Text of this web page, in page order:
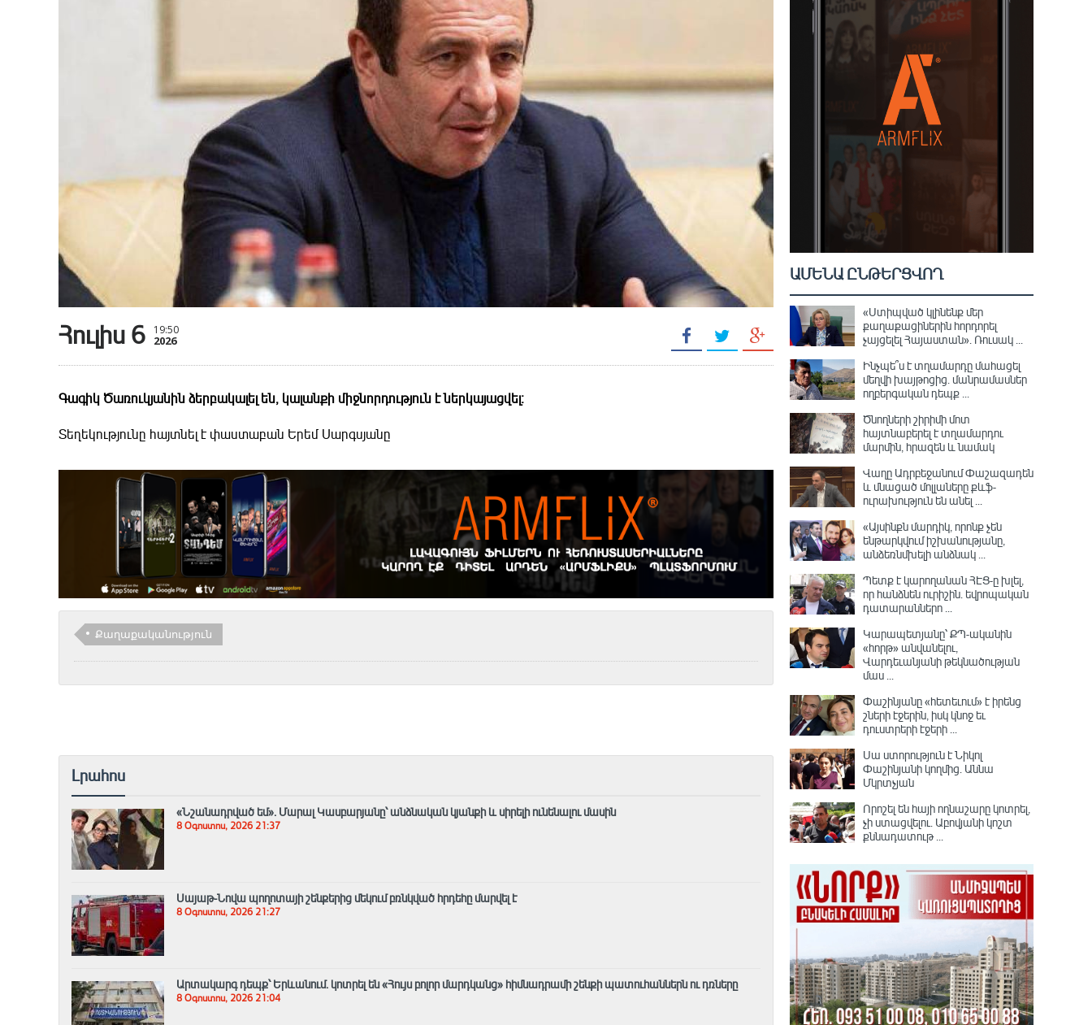
Հուլիս 6 19:50
2026
Գագիկ Ծառուկյանին ձերբակալել են, կալանքի միջնորդություն է ներկայացվել։
Տեղեկությունը հայտնել է փաստաբան Երեմ Սարգսյանը
Քաղաքականություն
Լրահոս
«Նշանադրված եմ». Մարալ Կասբարյանը՝ անձնական կյանքի և սիրելի ունենալու մասին
8 Օգոստոս, 2026 21:37
Սայաթ-Նովա պողոտայի շենքերից մեկում բռնկված հրդեհը մարվել է
8 Օգոստոս, 2026 21:27
Արտակարգ դեպք՝ Երևանում․ կոտրել են «Հույս բոլոր մարդկանց» հիմնադրամի շենքի պատուհաններն ու դռները
8 Օգոստոս, 2026 21:04
ԱՄԵՆԱ ԸՆԹԵՐՑՎՈՂ
«Ստիպված կլինենք մեր
քաղաքացիներին հորդորել
չայցելել Հայաստան»․ Ռուսակ ...
Ինչպե՞ս է տղամարդը մահացել
մեղվի խայթոցից. մանրամասներ
ողբերգական դեպք ...
Ծնողների շիրիմի մոտ
հայտնաբերել է տղամարդու
մարմին, հրազեն և նամակ
Վաղը Ադրբեջանում Փաշազադեն
և մնացած մոլլաները քևֆ-
ուրախություն են անել ...
«Այսինքն մարդիկ, որոնք չեն
ենթարկվում իշխանությանը,
անձեռնմխելի անձնակ ...
Պետք է կարողանան ՀԷՑ-ը խլել,
որ հանձնեն ուրիշին. եվրոպական
դատարաններո ...
Կարապետյանը՝ ՔՊ-ականին
«հորթ» անվանելու,
Վարդեւանյանի թեկնածության
մաս ...
Փաշինյանը «հետեւում» է իրենց
շների էջերին, իսկ կնոջ եւ
դուստրերի էջերի ...
Սա ստորություն է Նիկոլ
Փաշինյանի կողմից․ Աննա
Մկրտչյան
Որոշել են հայի ողնաշարը կոտրել,
չի ստացվելու․ Աբովյանի կոշտ
քննադատութ ...